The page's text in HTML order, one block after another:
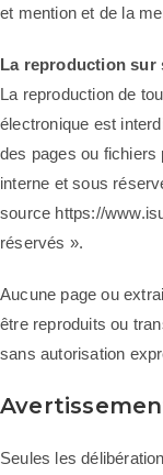
et mention et de la
La reproduction sur
La reproduction de
électronique est
des pages ou fichiers
interne et sous
source https://
réservés ».
Aucune page ou
être reproduits ou
sans autorisation
Seules les